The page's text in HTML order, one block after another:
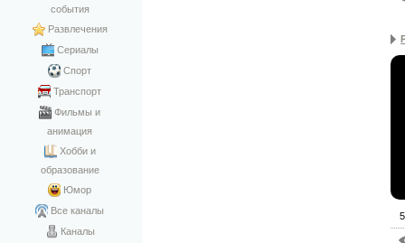
события
Развлечения
Сериалы
Спорт
Транспорт
Фильмы и
анимация
Хобби и
образование
Юмор
Все каналы
Каналы